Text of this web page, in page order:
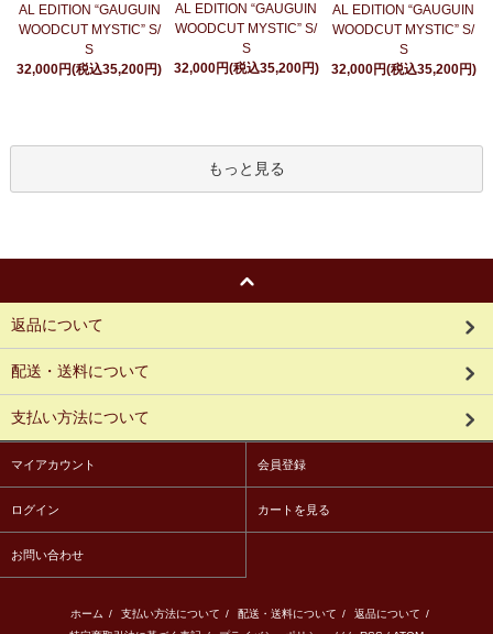
AL EDITION “GAUGUIN
WOODCUT MYSTIC” S/
S
32,000円(税込35,200円)
AL EDITION “GAUGUIN
WOODCUT MYSTIC” S/
S
32,000円(税込35,200円)
AL EDITION “GAUGUIN
WOODCUT MYSTIC” S/
S
32,000円(税込35,200円)
もっと見る
返品について
配送・送料について
支払い方法について
マイアカウント 会員登録
ログイン カートを見る
お問い合わせ
ホーム / 支払い方法について / 配送・送料について / 返品について /